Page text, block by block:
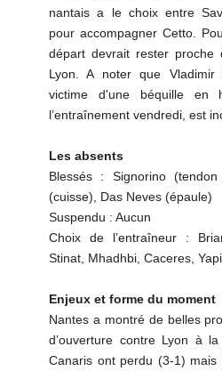
nantais a le choix entre
pour accompagner Cetto.
départ devrait rester proche
Lyon. A noter que Vladimir
victime d'une béquille en
l’entraînement vendredi, est
Les absents
Blessés : Signorino (tendon
(cuisse), Das Neves (épaule)
Suspendu : Aucun
Choix de l’entraîneur :
Stinat, Mhadhbi, Caceres,
Enjeux et forme du moment
Nantes a montré de belles
d’ouverture contre Lyon à
Canaris ont perdu (3-1) mais